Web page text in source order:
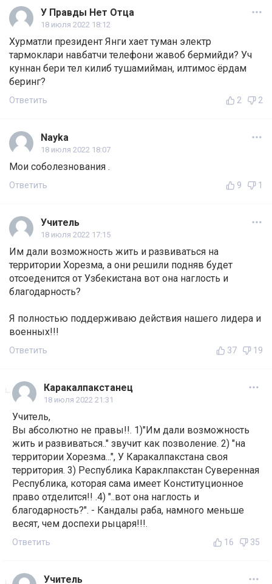
У Правды Нет Отца
18 июля 2022 18:12
Хурматли президент Янги хает туман электр
тармоклари навбатчи телефони жавоб бермийди? Уч
куннан бери тел килиб тушамийман, илтимос ёрдам
беринг?
Ответить 2 2
Nayka
18 июля 2022 18:07
Мои соболезнования .
Ответить 9 1
Учитель
18 июля 2022 17:15
Им дали возможность жить и развиваться на
территории Хорезма, а они решили подняв будет
отсоеденится от Узбекистана вот она наглость и
благодарность?
Я полностью поддерживаю действия нашего лидера и
военных!!!
Ответить 37 19
Каракалпакстанец
18 июля 2022 21:31
Учитель,
Вы абсолютно не правы!!. 1)"Им дали возможность
жить и развиваться.." звучит как позволение. 2) "на
территории Хорезма...", У Каракалпакстана своя
территория. 3) Республика Караклпакстан Суверенная
Республика, которая сама имеет Конституционное
право отделится!! .4) "..вот она наглость и
благодарность?". - Кандалы раба, намного меньше
весят, чем доспехи рыцаря!!!.
Ответить 16 35
Учитель